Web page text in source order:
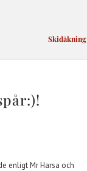
Skidåkning
enligt Mr Harsa och